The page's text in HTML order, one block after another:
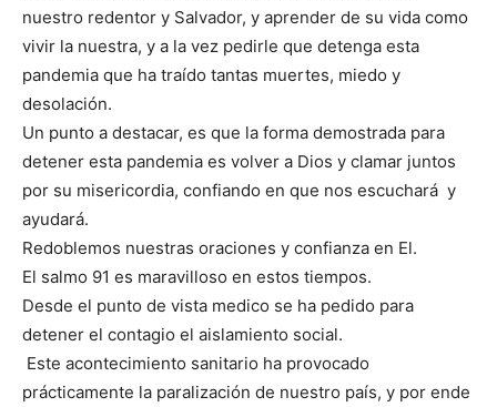
nuestro redentor y Salvador, y aprender de su vida como
vivir la nuestra, y a la vez pedirle que detenga esta
pandemia que ha traído tantas muertes, miedo y
desolación.
Un punto a destacar, es que la forma demostrada para
detener esta pandemia es volver a Dios y clamar juntos
por su misericordia, confiando en que nos escuchará y
ayudará.
Redoblemos nuestras oraciones y confianza en El.
El salmo 91 es maravilloso en estos tiempos.
Desde el punto de vista medico se ha pedido para
detener el contagio el aislamiento social.
Este acontecimiento sanitario ha provocado
prácticamente la paralización de nuestro país, y por ende